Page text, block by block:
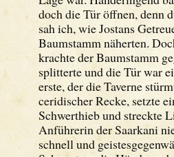
doch die Tür öffnen, denn
sah ich, wie Jostans
Baumstamm näherten.
krachte der Baumstamm
splitterte und die Tür war
erste, der die Taverne
ceridischer Recke, setzte
Schwerthieb und streckte
Anführerin der Saarkani
schnell und